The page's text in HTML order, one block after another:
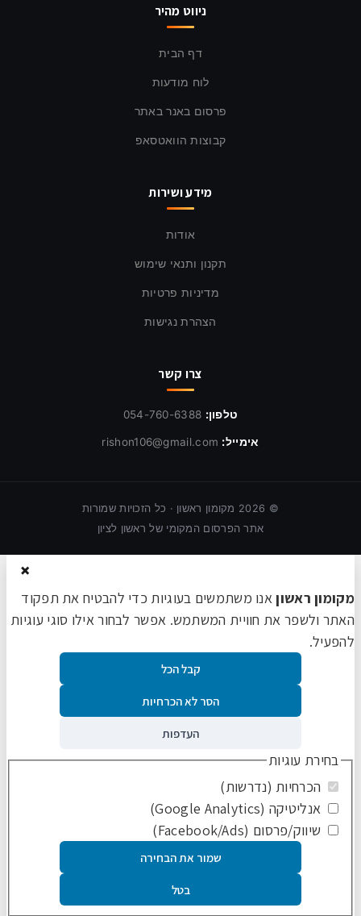
ניווט מהיר
דף הבית
לוח מודעות
פרסום באנר באתר
קבוצות הוואטסאפ
מידע ושירות
אודות
תקנון ותנאי שימוש
מדיניות פרטיות
הצהרת נגישות
צרו קשר
טלפון: 054-760-6388
אימייל: rishon106@gmail.com
©
2026 מקומון ראשון · כל הזכויות שמורות
אתר הפרסום המקומי של ראשון לציון
×
מקומון ראשוןאנו משתמשים בעוגיות כדי להבטיח את תפקוד
האתר ולשפר את חוויית המשתמש. אפשר לבחור אילו סוגי עוגיות
להפעיל.
קבל הכל
הסר לא הכרחיות
העדפות
בחירת עוגיות
הכרחיות (נדרשות)
אנליטיקה (Google Analytics)
שיווק/פרסום (Facebook/Ads)
שמור את הבחירה
בטל